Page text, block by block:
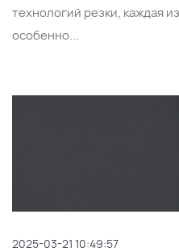
технологий резки, каждая
особенно...
2025-03-21 10:49:57